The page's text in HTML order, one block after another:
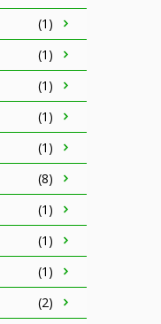
(1)
(1)
(1)
(1)
(1)
(8)
(1)
(1)
(1)
(2)